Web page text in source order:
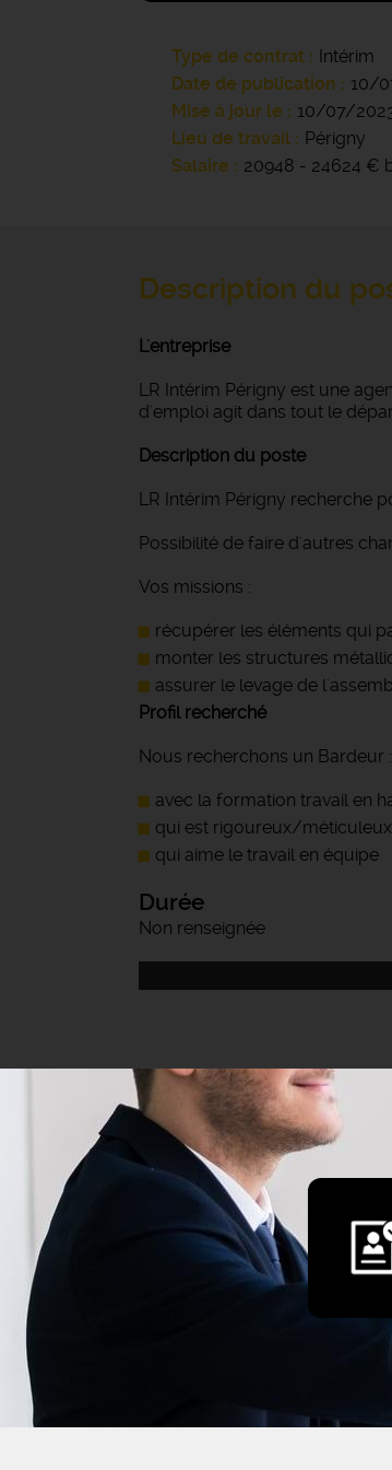
Type de contrat
Intérim
Date de publication
10/
Mise à jour le
10/07/
Lieu de travail
Périgny
Salaire
20948 - 24624 €
Description du
L'entreprise
LR Intérim Périgny est une
d'emploi agit dans tout le
Description du poste
LR Intérim Périgny recherche
Possibilité de faire d'autres
Vos missions :
récupérer les éléments qui
monter les structures
assurer le levage de
Profil recherché
Nous recherchons un Bardeur :
avec la formation travail en
qui est rigoureux/
qui aime le travail en équipe
Durée
Non renseignée